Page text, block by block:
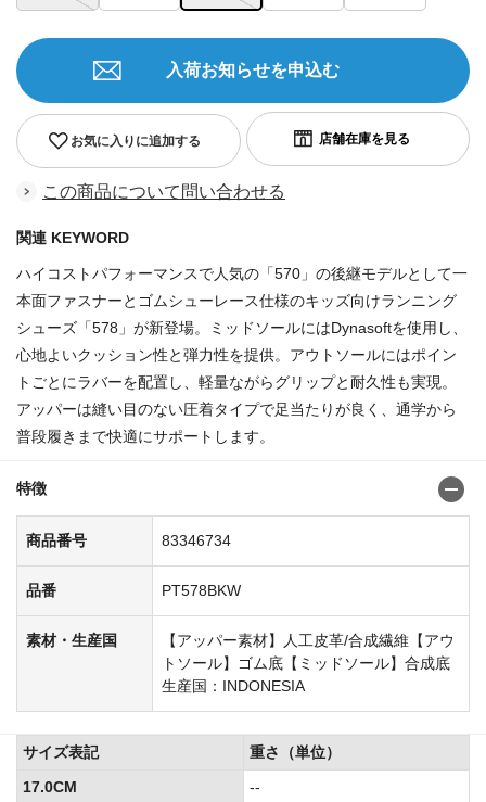
お気に入りに追加する
入荷お知らせを申込む
この商品について問い合わせる
関連 KEYWORD
ハイコストパフォーマンスで人気の「570」の後継モデルとして一
本面ファスナーとゴムシューレース仕様のキッズ向けランニング
シューズ「578」が新登場。ミッドソールにはDynasoftを使用し、
心地よいクッション性と弾力性を提供。アウトソールにはポイン
トごとにラバーを配置し、軽量ながらグリップと耐久性も実現。
アッパーは縫い目のない圧着タイプで足当たりが良く、通学から
普段履きまで快適にサポートします。
特徴
商品番号 83346734
品番 PT578BKW
素材・生産国
【アッパー素材】人工皮革/合成繊維【アウ
トソール】ゴム底【ミッドソール】合成底
生産国：INDONESIA
サイズ表記
重さ（単位）
17.0CM
--